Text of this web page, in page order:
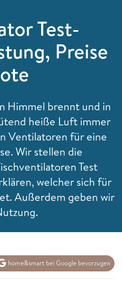
Test-
Preise
Himmel brennt und in
heiße Luft immer
Ventilatoren für eine
Wir stellen die
Test
welcher sich für
Außerdem geben wir
home&smart bei Google bevorzugen